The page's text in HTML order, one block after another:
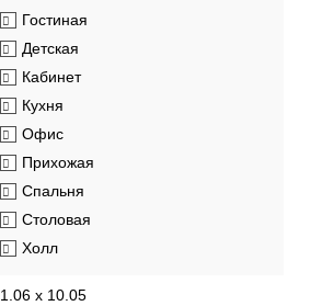
Гостиная
Детская
Кабинет
Кухня
Офис
Прихожая
Спальня
Столовая
Холл
1.06 x 10.05